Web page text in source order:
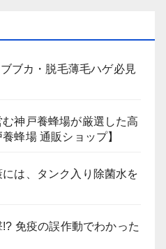
ブカ・脱毛薄毛ハゲ必見
神戸養蜂場が厳選した高
蜂場 通販ショップ】
は、タンク入り除菌水を
免疫の誤作動でわかった